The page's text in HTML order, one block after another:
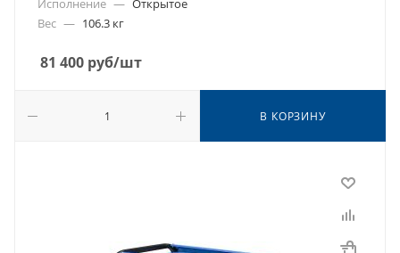
Исполнение — Открытое
Вес — 106.3 кг
81 400 руб/шт
В КОРЗИНУ